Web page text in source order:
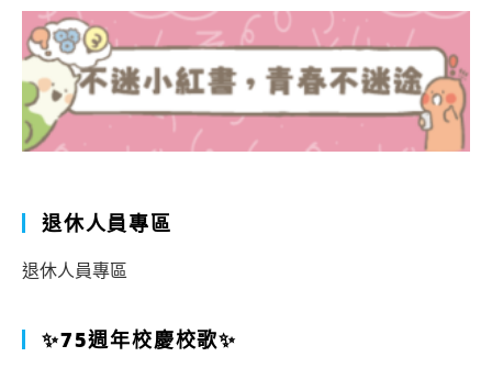
退休人員專區
退休人員專區
✨75週年校慶校歌✨